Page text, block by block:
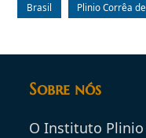
Brasil Plinio Corrêa
Sobre nós
O Instituto Plinio